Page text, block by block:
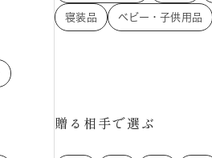
寝装品 ベビー・子供用品
贈る相手で選ぶ